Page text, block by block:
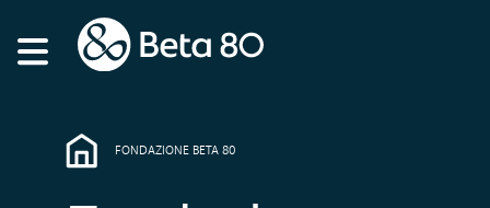
FONDAZIONE BETA 80